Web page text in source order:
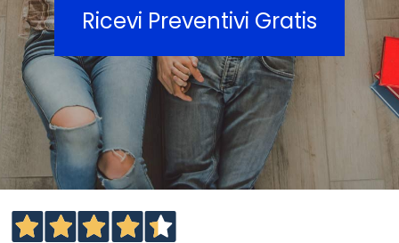
Ricevi Preventivi Gratis